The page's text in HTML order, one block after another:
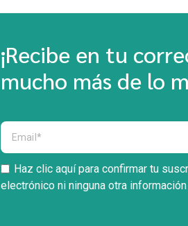
¡Recibe en tu
mucho más de lo
Haz clic aquí para confirmar tu
electrónico ni ninguna otra